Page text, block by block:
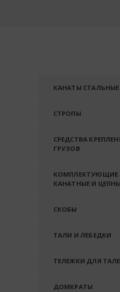
КАНАТЫ СТАЛЬНЫЕ
СТРОПЫ
СРЕДСТВА
ГРУЗОВ
КОМПЛЕКТУЮЩИЕ
КАНАТНЫЕ И
СКОБЫ
ТАЛИ И ЛЕБЕДКИ
ТЕЛЕЖКИ ДЛЯ
ДОМКРАТЫ